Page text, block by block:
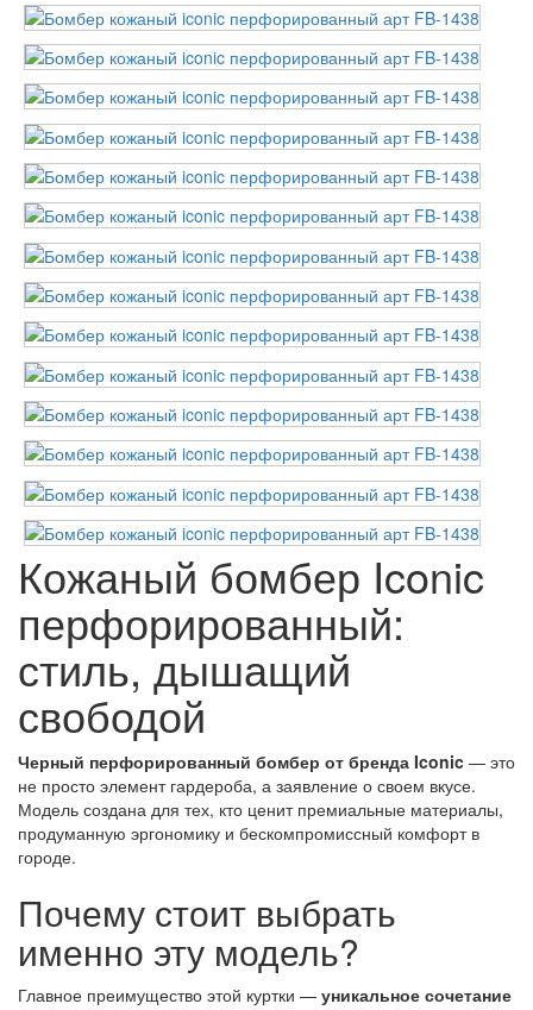
Кожаный бомбер Iconic
перфорированный:
стиль, дышащий
свободой
Черный перфорированный бомбер от бренда Iconic — это
не просто элемент гардероба, а заявление о своем вкусе.
Модель создана для тех, кто ценит премиальные материалы,
продуманную эргономику и бескомпромиссный комфорт в
городе.
Почему стоит выбрать
именно эту модель?
Главное преимущество этой куртки — уникальное сочетание